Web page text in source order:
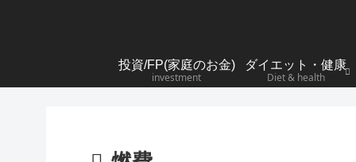
投資/FP(家庭のお金)
investment
ダイエット・健康
Diet & health